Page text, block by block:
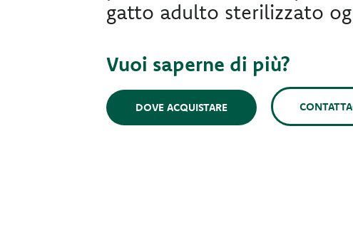
gatto adulto sterilizzato
Vuoi saperne di più?
DOVE ACQUISTARE